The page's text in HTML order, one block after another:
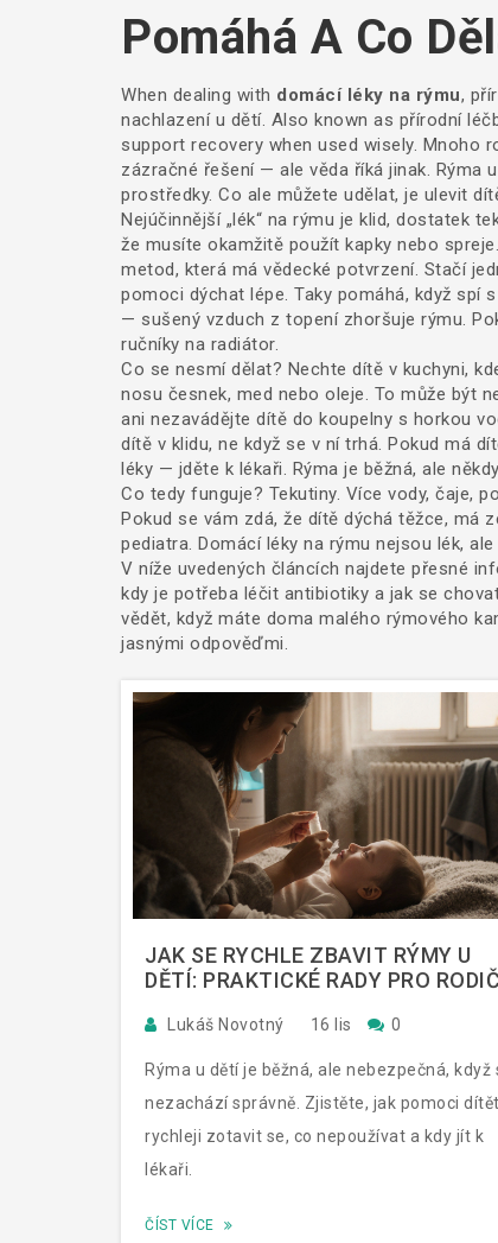
Pomáhá A Co
When dealing with domácí léky na rýmu,
nachlazení u dětí. Also known as přírodní
support recovery when used wisely. Mnoho
zázračné řešení — ale věda říká jinak. Rýma
prostředky. Co ale můžete udělat, je ulevit
Nejúčinnější „lék“ na rýmu je klid, dostatek
že musíte okamžitě použít kapky nebo
metod, která má vědecké potvrzení. Stačí
pomoci dýchat lépe. Taky pomáhá, když spí
— sušený vzduch z topení zhoršuje rýmu.
ručníky na radiátor.
Co se nesmí dělat? Nechte dítě v kuchyni,
nosu česnek, med nebo oleje. To může být
ani nezavádějte dítě do koupelny s horkou
dítě v klidu, ne když se v ní trhá. Pokud má
léky — jděte k lékaři. Rýma je běžná, ale
Co tedy funguje? Tekutiny. Více vody, čaje,
Pokud se vám zdá, že dítě dýchá těžce, má
pediatra. Domácí léky na rýmu nejsou lék,
V níže uvedených článcích najdete přesné
kdy je potřeba léčit antibiotiky a jak se
vědět, když máte doma malého rýmového
jasnými odpověďmi.
JAK SE RYCHLE ZBAVIT RÝMY U
DĚTÍ: PRAKTICKÉ RADY PRO
Lukáš Novotný 16 lis 0
Rýma u dětí je běžná, ale nebezpečná, když
nezachází správně. Zjistěte, jak pomoci
rychleji zotavit se, co nepoužívat a kdy jít k
lékaři.
ČÍST VÍCE